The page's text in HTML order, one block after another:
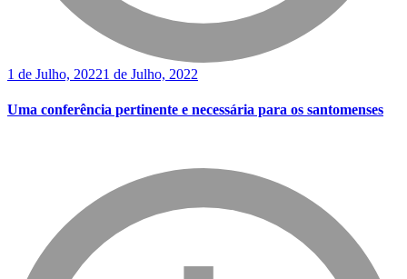
1 de Julho, 20221 de Julho, 2022
Uma conferência pertinente e necessária para os santomenses